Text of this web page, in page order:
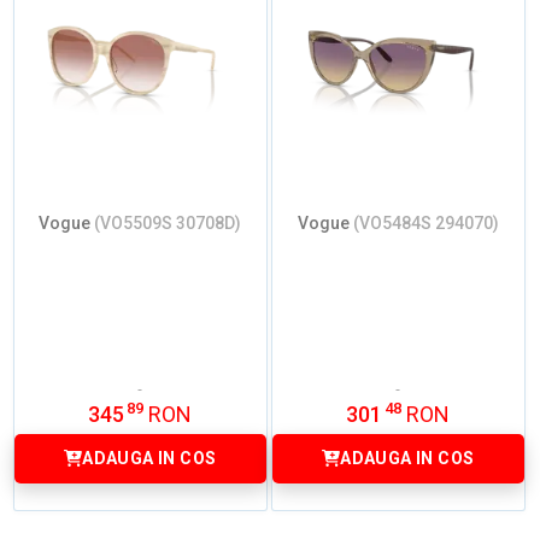
Vogue (VO5509S 30708D)
345 89 RON
ADAUGA IN COS
Vogue (VO5484S 294070)
301 48 RON
ADAUGA IN COS